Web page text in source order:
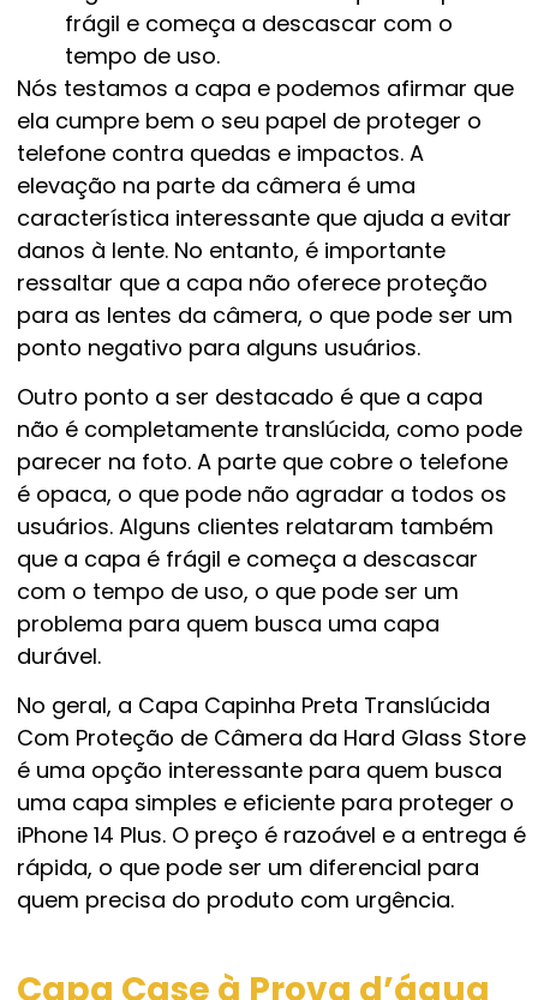
frágil e começa a descascar com o
tempo de uso.
Nós testamos a capa e podemos afirmar que
ela cumpre bem o seu papel de proteger o
telefone contra quedas e impactos. A
elevação na parte da câmera é uma
característica interessante que ajuda a evitar
danos à lente. No entanto, é importante
ressaltar que a capa não oferece proteção
para as lentes da câmera, o que pode ser um
ponto negativo para alguns usuários.
Outro ponto a ser destacado é que a capa
não é completamente translúcida, como pode
parecer na foto. A parte que cobre o telefone
é opaca, o que pode não agradar a todos os
usuários. Alguns clientes relataram também
que a capa é frágil e começa a descascar
com o tempo de uso, o que pode ser um
problema para quem busca uma capa
durável.
No geral, a Capa Capinha Preta Translúcida
Com Proteção de Câmera da Hard Glass Store
é uma opção interessante para quem busca
uma capa simples e eficiente para proteger o
iPhone 14 Plus. O preço é razoável e a entrega é
rápida, o que pode ser um diferencial para
quem precisa do produto com urgência.
Capa Case à Prova d’água